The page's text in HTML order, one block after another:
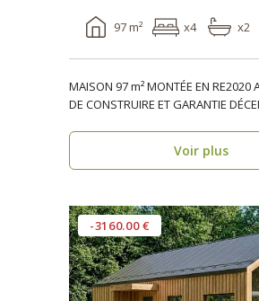
97 m² x4 x2
MAISON 97 m² MONTÉE EN RE2020
DE CONSTRUIRE ET GARANTIE
Voir plus
-3160.00 €